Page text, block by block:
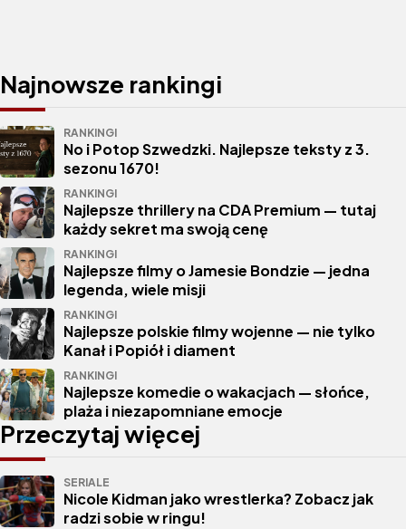
Najnowsze rankingi
RANKINGI
No i Potop Szwedzki. Najlepsze teksty z 3.
sezonu 1670!
RANKINGI
Najlepsze thrillery na CDA Premium — tutaj
każdy sekret ma swoją cenę
RANKINGI
Najlepsze filmy o Jamesie Bondzie — jedna
legenda, wiele misji
RANKINGI
Najlepsze polskie filmy wojenne — nie tylko
Kanał i Popiół i diament
RANKINGI
Najlepsze komedie o wakacjach — słońce,
plaża i niezapomniane emocje
Przeczytaj więcej
SERIALE
Nicole Kidman jako wrestlerka? Zobacz jak
radzi sobie w ringu!